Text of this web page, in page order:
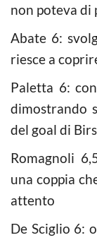
non poteva di
Abate 6:
riesce a
Paletta 6:
dimostrando
del goal di
Romagnoli
una coppia
attento
De Sciglio 6: